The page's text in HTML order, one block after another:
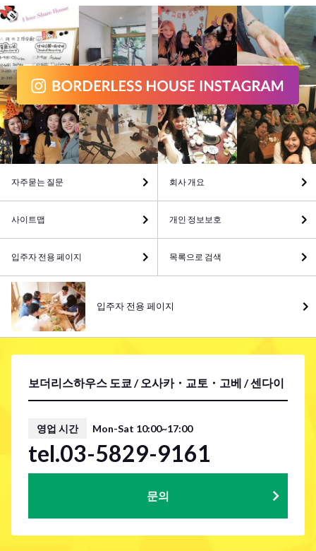
보더리스하우스 도쿄 / 오사카・교토・고베 / 센다이
영업 시간 Mon-Sat 10:00~17:00
tel.03-5829-9161
문의
자주묻는 질문 회사 개요
사이트맵 개인 정보보호
입주자 전용 페이지 목록으로 검색
입주자 전용 페이지